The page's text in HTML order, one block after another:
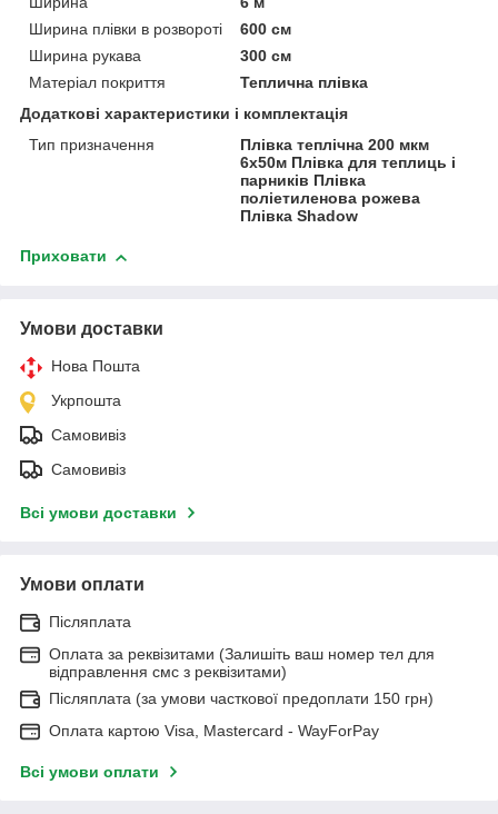
Ширина плівки в розвороті
600 см
Ширина рукава
300 см
Матеріал покриття
Теплична плівка
Додаткові характеристики і комплектація
Тип призначення
Плівка теплічна 200 мкм
6х50м Плівка для теплиць і
парників Плівка
поліетиленова рожева
Плівка Shadow
Приховати
Умови доставки
Нова Пошта
Укрпошта
Самовивіз
Самовивіз
Всі умови доставки
Умови оплати
Післяплата
Оплата за реквізитами (Залишіть ваш номер тел для
відправлення смс з реквізитами)
Післяплата (за умови часткової предоплати 150 грн)
Оплата картою Visa, Mastercard - WayForPay
Всі умови оплати